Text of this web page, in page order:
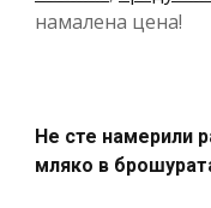
намалена цена!
Не сте намерили
мляко в